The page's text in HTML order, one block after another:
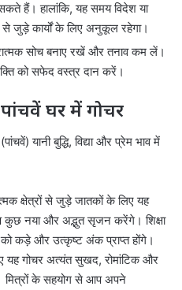
हैं। हालांकि, यह समय विदेश या
जुड़े कार्यों के लिए अनुकूल रहेगा।
सोच बनाए रखें और तनाव कम लें।
को सफेद वस्त्र दान करें।
घर में गोचर
यानी बुद्धि, विद्या और प्रेम भाव में
क्षेत्रों से जुड़े जातकों के लिए यह
नया और अद्भुत सृजन करेंगे। शिक्षा
को कड़े और उत्कृष्ट अंक प्राप्त होंगे।
गोचर अत्यंत सुखद, रोमांटिक और
मित्रों के सहयोग से आप अपने